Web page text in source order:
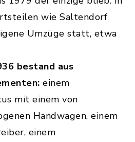
wie Saltendorf
Umzüge statt, etwa
bestand aus
einem
mit einem von
Handwagen, einem
einem